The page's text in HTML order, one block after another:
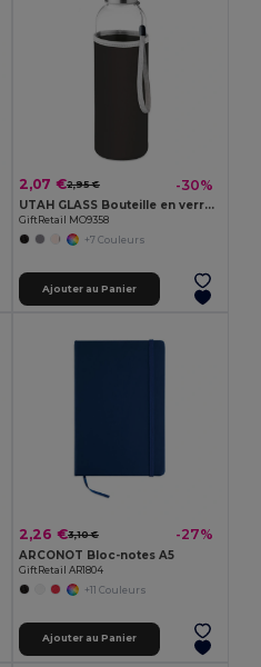
2,07 €2,95 € -30%
UTAH GLASS Bouteille en verre 500ml
GiftRetail MO9358
+7 Couleurs
Ajouter au Panier
2,26 €3,10 € -27%
ARCONOT Bloc-notes A5
GiftRetail AR1804
+11 Couleurs
Ajouter au Panier